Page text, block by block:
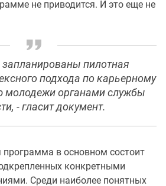
не приводится. И это еще не
запланированы пилотная
подхода по карьерному
молодежи органами службы
- гласит документ.
программа в основном состоит
конкретными
Среди наиболее понятных